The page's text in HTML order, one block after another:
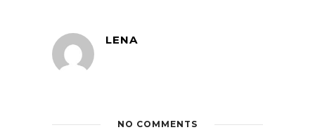
LENA
NO COMMENTS